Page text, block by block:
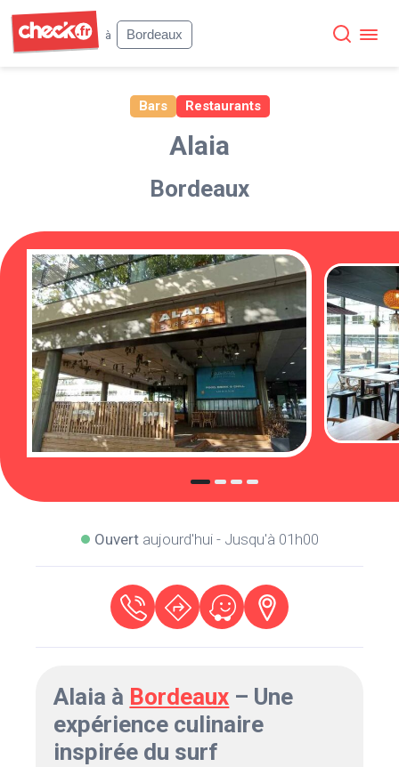
à
Bordeaux
Bars Restaurants
Alaia
Bordeaux
Ouvertaujourd'hui - Jusqu'à 01h00
Alaia à Bordeaux – Une
expérience culinaire
inspirée du surf